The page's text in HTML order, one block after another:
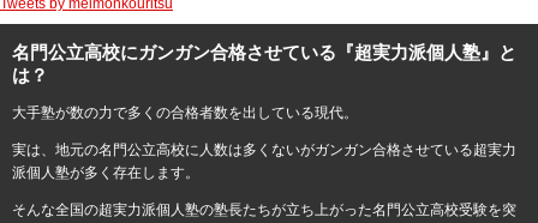
名門公立高校にガンガン合格させている『超実力派個人塾』と
は？
大手塾が数の力で多くの合格者数を出している現代。
実は、地元の名門公立高校に人数は多くないがガンガン合格させている超実力
派個人塾が多く存在します。
そんな全国の超実力派個人塾の塾長たちが立ち上がった名門公立高校受験を突